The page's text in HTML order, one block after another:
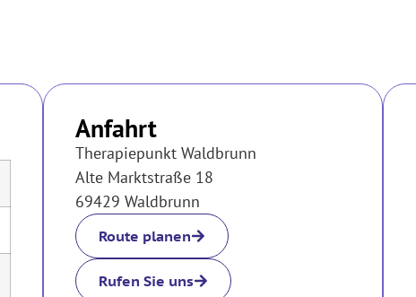
Anfahrt
Therapiepunkt Waldbrunn
Alte Marktstraße 18
69429 Waldbrunn
Route planen
Rufen Sie uns